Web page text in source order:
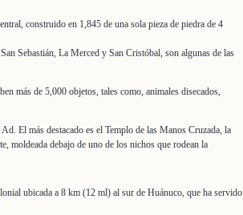
construido en 1,845 de una sola pieza de piedra de 4
Sebastián, La Merced y San Cristóbal, son algunas de las
más de 5,000 objetos, tales como, animales disecados,
El más destacado es el Templo de las Manos Cruzada, la
moldeada debajo de uno de los nichos que rodean la
ubicada a 8 km (12 ml) al sur de Huánuco, que ha servido